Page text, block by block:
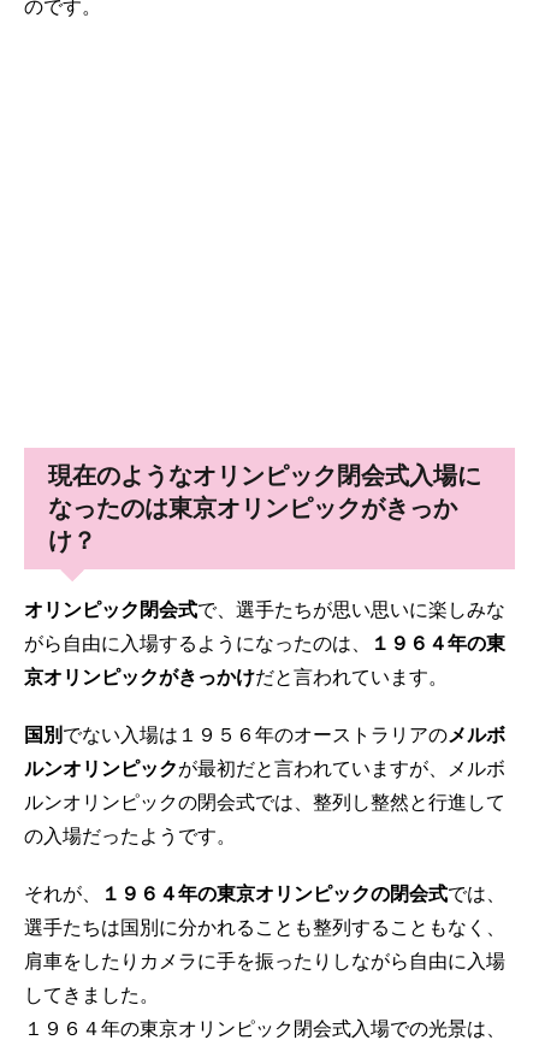
のです。
現在のようなオリンピック閉会式入場に
なったのは東京オリンピックがきっか
け？
オリンピック閉会式で、選手たちが思い思いに楽しみな
がら自由に入場するようになったのは、
１９６４年の東
京オリンピックがきっかけだと言われています。
国別 でない入場は１９５６年のオーストラリアのメルボ
ルンオリンピックが最初だと言われていますが、メルボ
ルンオリンピックの閉会式では、整列し整然と行進して
の入場だったようです。
それが、 １９６４年の東京オリンピックの閉会式では、
選手たちは国別に分かれることも整列することもなく、
肩車をしたりカメラに手を振ったりしながら自由に入場
してきました。
１９６４年の東京オリンピック閉会式入場での光景は、